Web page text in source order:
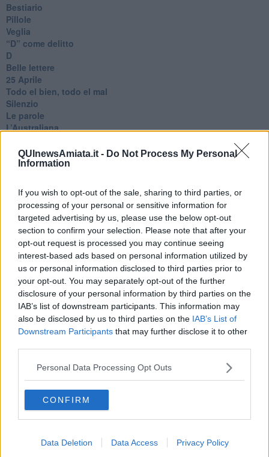
QUInewsAmiata.it - Do Not Process My Personal
Information
If you wish to opt-out of the sale, sharing to third parties, or
processing of your personal or sensitive information for
targeted advertising by us, please use the below opt-out
section to confirm your selection. Please note that after your
opt-out request is processed you may continue seeing
interest-based ads based on personal information utilized by
us or personal information disclosed to third parties prior to
your opt-out. You may separately opt-out of the further
disclosure of your personal information by third parties on the
IAB’s list of downstream participants. This information may
also be disclosed by us to third parties on the IAB’s List of
Downstream Participants that may further disclose it to other
Personal Data Processing Opt Outs
CONFIRM
Data Deletion Data Access Privacy Policy
Bestiario
Pillole
Veglia
​“D” come delitto
D
Belle lettere
25 Aprile
Todo el bien, todo el mal
Silenzio
Le parole
​L’Australiana
Vita & morte
Auguri
Passanti
Continuando, la nonna e il carretto
Metaverso smart
Fiamme
Anzi
Confessioni autoreferenziali
Utopie
Estate
Il lago
Il diluvio
La classe
Pensieri incoerenti
Dal balcone
Lo sgombero
Erodoto e Tucidide
Il padre della storia
Pensieri brevi
Riflessioni